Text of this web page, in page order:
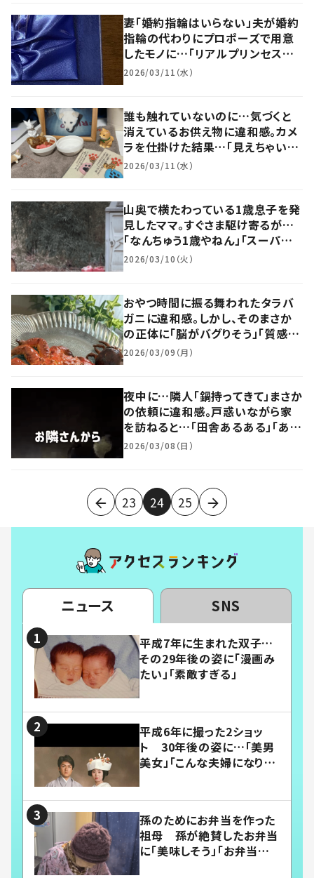
妻「婚約指輪はいらない」夫が婚約
指輪の代わりにプロポーズで用意
したモノに…「リアルプリンセスじ
ゃないですか！」「ロマンティック」
2026/03/11（水）
誰も触れていないのに…気づくと
消えているお供え物に違和感。カメ
ラを仕掛けた結果…「見えちゃいま
した！」「霊感ないのにハッキリ！」
2026/03/11（水）
山奥で横たわっている1歳息子を発
見したママ。すぐさま駆け寄るが…
「なんちゅう1歳やねん」「スーパー
赤ちゃん！」
2026/03/10（火）
おやつ時間に振る舞われたタラバ
ガニに違和感。しかし、そのまさか
の正体に「脳がバグりそう」「質感の
出し方も凄すぎ」
2026/03/09（月）
夜中に…隣人「鍋持ってきて」まさか
の依頼に違和感。戸惑いながら家
を訪ねると…「田舎あるある」「あり
がたいですね〜」「良き日本の冬の
2026/03/08（日）
23 24 25
ニュース SNS
平成7年に生まれた双子…
その29年後の姿に「漫画み
たい」「素敵すぎる」
平成6年に撮った2ショッ
ト 30年後の姿に…「美男
美女」「こんな夫婦になりた
孫のためにお弁当を作った
祖母 孫が絶賛したお弁当
に「美味しそう」「お弁当すご